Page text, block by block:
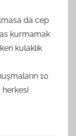
da cep
kurmamak
kulaklık
10
herkesi